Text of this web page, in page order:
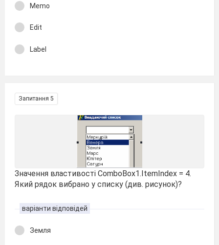
Memo
Edit
Label
Запитання 5
Значення властивості ComboBox1.ItemIndex = 4.
Який рядок вибрано у списку (див. рисунок)?
варіанти відповідей
Земля